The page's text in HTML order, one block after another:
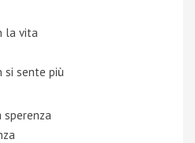
la vita
si sente più
sperenza